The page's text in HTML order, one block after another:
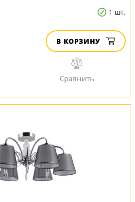
1 шт.
В КОРЗИНУ